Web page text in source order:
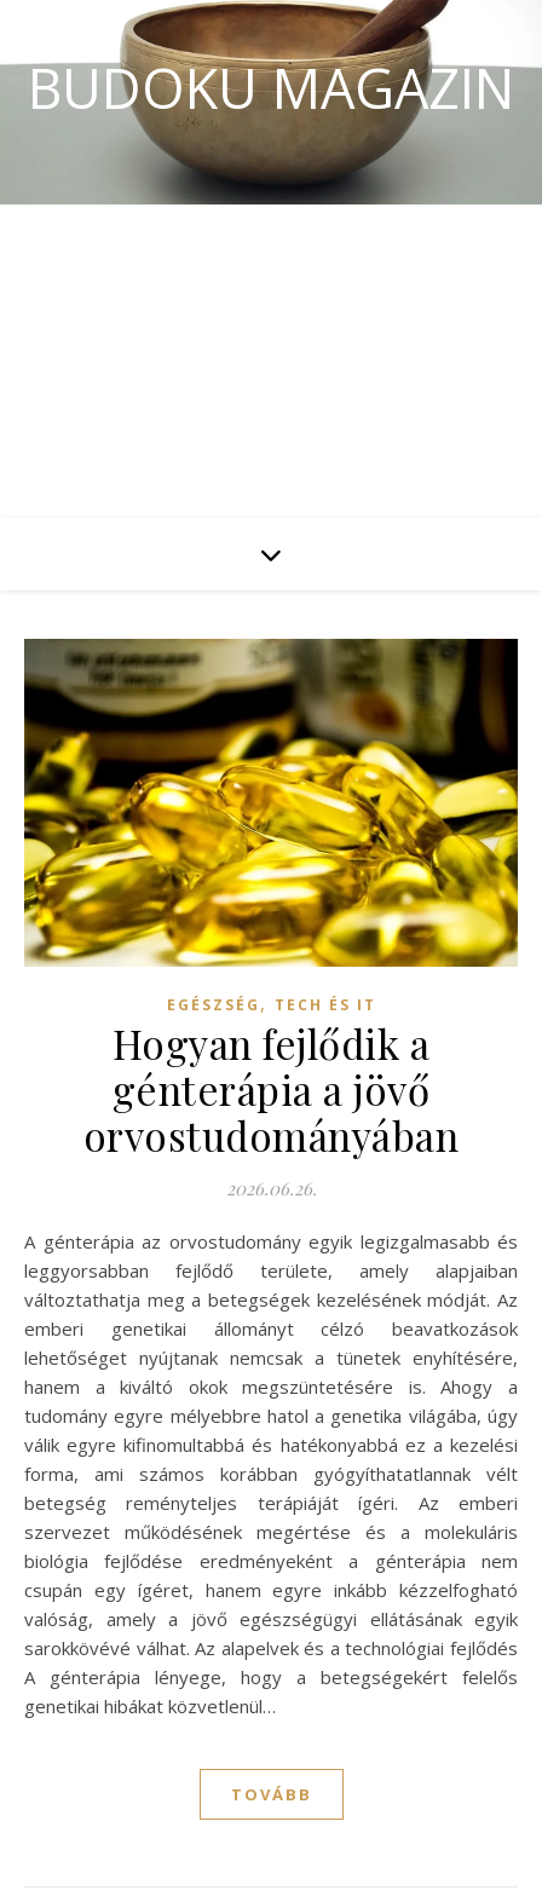
BUDOKU MAGAZIN
EGÉSZSÉG , TECH ÉS IT
Hogyan fejlődik a
génterápia a jövő
orvostudományában
2026.06.26.
A génterápia az orvostudomány egyik legizgalmasabb és
leggyorsabban fejlődő területe, amely alapjaiban
változtathatja meg a betegségek kezelésének módját. Az
emberi genetikai állományt célzó beavatkozások
lehetőséget nyújtanak nemcsak a tünetek enyhítésére,
hanem a kiváltó okok megszüntetésére is. Ahogy a
tudomány egyre mélyebbre hatol a genetika világába, úgy
válik egyre kifinomultabbá és hatékonyabbá ez a kezelési
forma, ami számos korábban gyógyíthatatlannak vélt
betegség reményteljes terápiáját ígéri. Az emberi
szervezet működésének megértése és a molekuláris
biológia fejlődése eredményeként a génterápia nem
csupán egy ígéret, hanem egyre inkább kézzelfogható
valóság, amely a jövő egészségügyi ellátásának egyik
sarokkövévé válhat. Az alapelvek és a technológiai fejlődés
A génterápia lényege, hogy a betegségekért felelős
genetikai hibákat közvetlenül…
TOVÁBB